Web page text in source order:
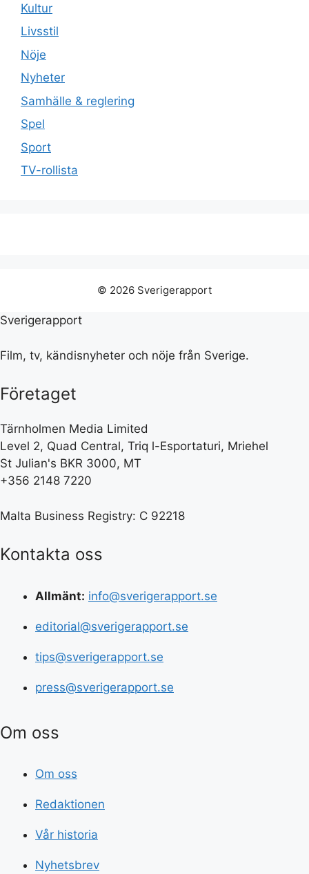
Kultur
Livsstil
Nöje
Nyheter
Samhälle & reglering
Spel
Sport
TV-rollista
© 2026 Sverigerapport
Sverigerapport
Film, tv, kändisnyheter och nöje från Sverige.
Företaget
Tärnholmen Media Limited
Level 2, Quad Central, Triq l-Esportaturi, Mriehel
St Julian's BKR 3000, MT
+356 2148 7220
Malta Business Registry: C 92218
Kontakta oss
Allmänt: info@sverigerapport.se
editorial@sverigerapport.se
tips@sverigerapport.se
press@sverigerapport.se
Om oss
Om oss
Redaktionen
Vår historia
Nyhetsbrev